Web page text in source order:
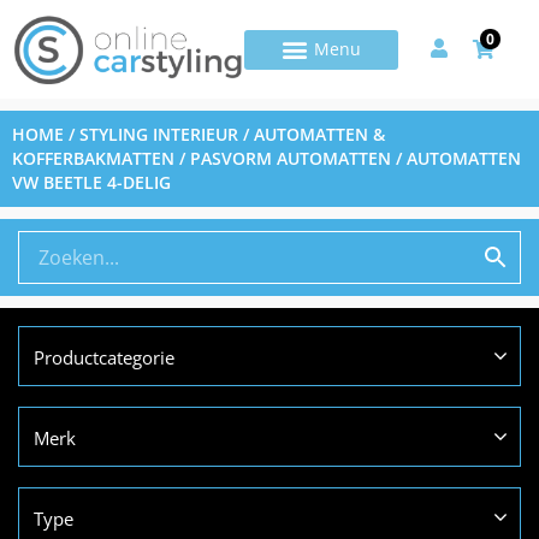
0
HOME /STYLING INTERIEUR /AUTOMATTEN &
KOFFERBAKMATTEN / PASVORM AUTOMATTEN / AUTOMATTEN
VW BEETLE 4-DELIG
Productcategorie
Merk
Type